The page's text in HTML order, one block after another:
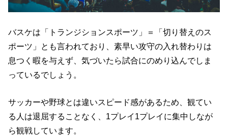
バスケは「トランジションスポーツ」＝「切り替えのス
ポーツ」とも言われており、素早い攻守の入れ替わりは
息つく暇を与えず、気づいたら試合にのめり込んでしま
っているでしょう。
サッカーや野球とは違いスピード感があるため、観てい
る人は退屈することなく、1プレイ1プレイに集中しなが
ら観戦しています。